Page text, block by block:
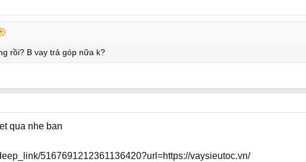
rồi? B vay trả góp nữa k?
qua nhe ban
5167691212361136420?url=https://vaysieutoc.vn/